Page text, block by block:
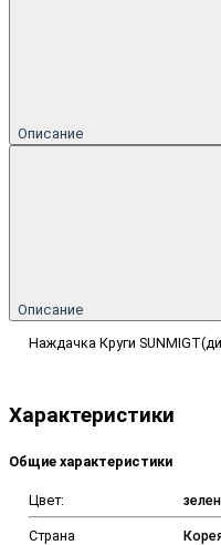
Описание
Описание
Наждачка Круги
Характеристики
Общие характеристики
Цвет:
Страна